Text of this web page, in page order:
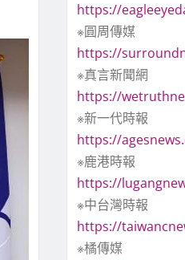
https://
※圓周傳媒
https://
※真言新聞網
https://
※新一代時報
https://
※鹿港時報
https://
※中台灣時報
https://
※橘傳媒